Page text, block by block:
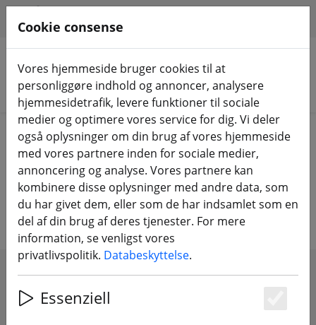
Søg efter produkter
Home Tilbehør Værktøj
Værktøj, lim og udstyr til
værkstedet
SHOW FILTERS
Cookie consense
Vores hjemmeside bruger cookies til at
personliggøre indhold og annoncer, analysere
hjemmesidetrafik, levere funktioner til sociale
medier og optimere vores service for dig. Vi deler
også oplysninger om din brug af vores hjemmeside
med vores partnere inden for sociale medier,
annoncering og analyse. Vores partnere kan
kombinere disse oplysninger med andre data, som
du har givet dem, eller som de har indsamlet som en
del af din brug af deres tjenester. For mere
information, se venligst vores
privatlivspolitik. Databeskyttelse.
Essenziell